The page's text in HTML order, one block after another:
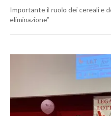
Importante il ruolo dei cereali e
eliminazione”